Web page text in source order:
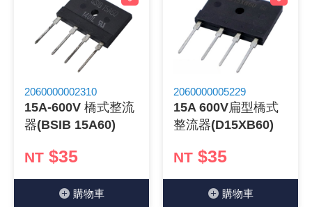
2060000002310
15A-600V 橋式整流
器(BSIB 15A60)
NT $35
購物⾞
2060000005229
15A 600V扁型橋式
整流器(D15XB60)
NT $35
購物⾞